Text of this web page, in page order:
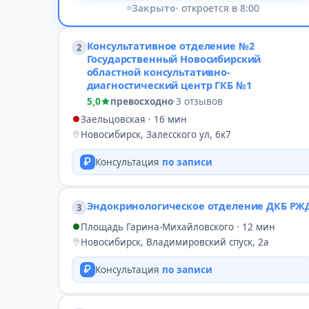
Закрыто· откроется в 8:00
2 Консультативное отделение №2
Государственный Новосибирский
областной консультативно-
диагностический центр ГКБ №1
5,0 превосходно·3 отзывов
Заельцовская · 16 мин
Новосибирск, Залесского ул, 6к7
Консультация по записи
3 Эндокринологическое отделение ДКБ
Площадь Гарина-Михайловского · 12 мин
Новосибирск, Владимировский спуск, 2а
Консультация по записи